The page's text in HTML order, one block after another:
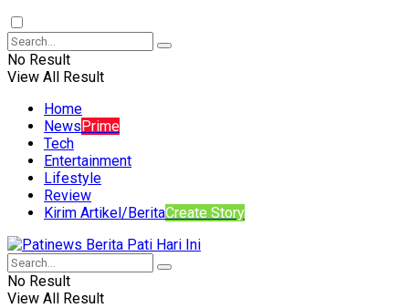
No Result
View All Result
Home
NewsPrime
Tech
Entertainment
Lifestyle
Review
Kirim Artikel/BeritaCreate Story
No Result
View All Result